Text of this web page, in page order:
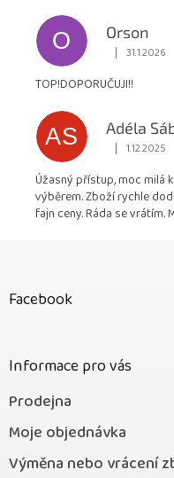
O
Orson
Hodnocení
| 31.1.2026
TOP!DOPORUČUJI!!
AS
Adéla
Hodnocení
| 1.12.2025
Úžasný přístup, moc milá
výběrem. Zboží rychle
fajn ceny. Ráda se vrátím.
Facebook
Informace pro vás
Prodejna
Moje objednávka
Výměna nebo vrácení